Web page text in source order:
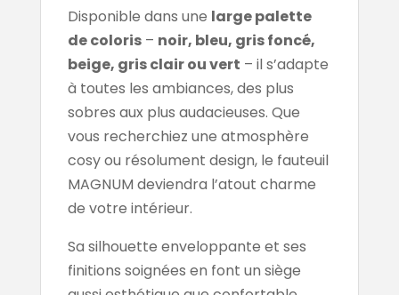
Disponible dans une large palette
de coloris– noir, bleu, gris foncé,
beige, gris clair ou vert – il s’adapte
à toutes les ambiances, des plus
sobres aux plus audacieuses. Que
vous recherchiez une atmosphère
cosy ou résolument design, le fauteuil
MAGNUM deviendra l’atout charme
de votre intérieur.
Sa silhouette enveloppante et ses
finitions soignées en font un siège